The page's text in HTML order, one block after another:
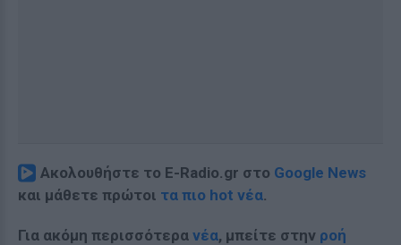
Ακολουθήστε το E-Radio.gr στο Google News
και μάθετε πρώτοι τα πιο hot νέα.
Για ακόμη περισσότερα νέα, μπείτε στην ροή